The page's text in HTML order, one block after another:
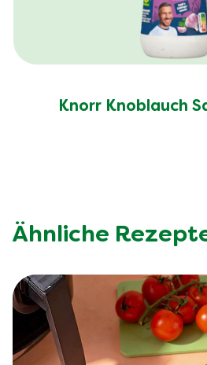
Knorr Knoblauch
Ähnliche